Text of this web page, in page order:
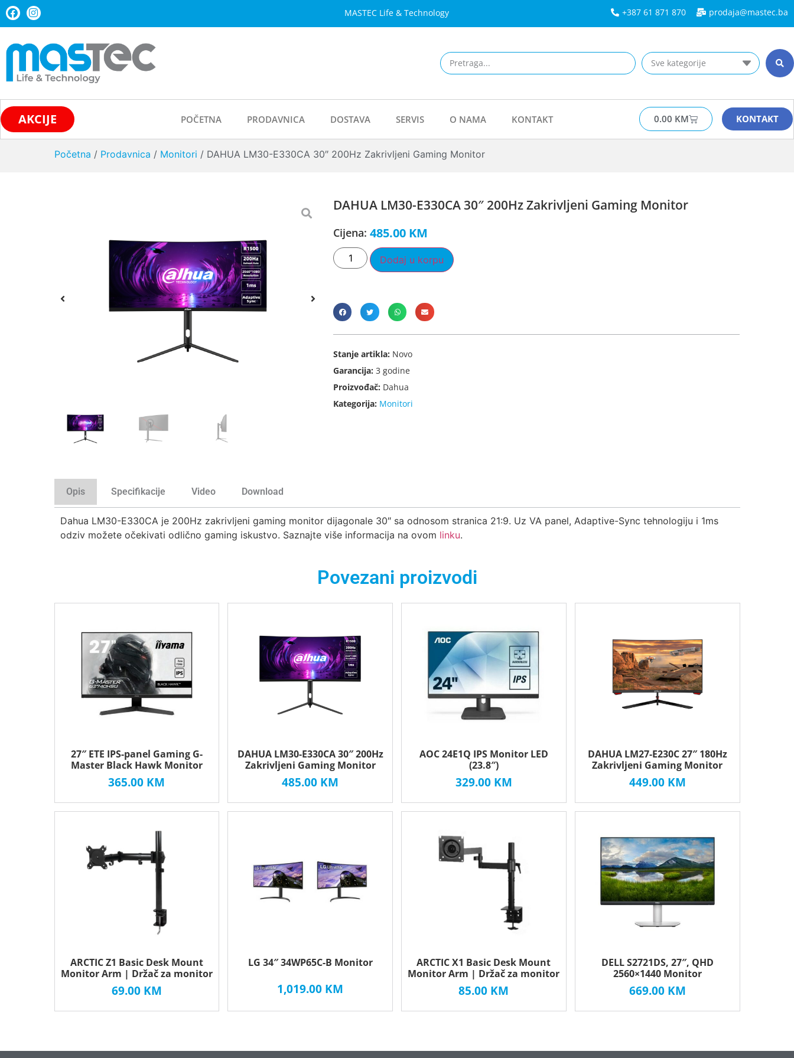
MASTEC Life & Technology +387 61 871 870 prodaja@mastec.ba​
Sve kategorije
AKCIJE POČETNA PRODAVNICA DOSTAVA SERVIS O NAMA KONTAKT 0.00 KM KONTAKT
Početna / Prodavnica / Monitori / DAHUA LM30-E330CA 30″ 200Hz Zakrivljeni Gaming Monitor
DAHUA LM30-E330CA 30″ 200Hz Zakrivljeni Gaming Monitor
Cijena: 485.00 KM
Dodaj u korpu
Stanje artikla: Novo
Garancija: 3 godine
Proizvođač: Dahua
Kategorija: Monitori
Opis Specifikacije Video Download
Dahua LM30-E330CA je 200Hz zakrivljeni gaming monitor dijagonale 30″ sa odnosom stranica 21:9. Uz VA panel, Adaptive-Sync tehnologiju i 1ms
odziv možete očekivati odlično gaming iskustvo. Saznajte više informacija na ovom linku.
Povezani proizvodi
27″ ETE IPS-panel Gaming G-
Master Black Hawk Monitor
365.00 KM
DAHUA LM30-E330CA 30″ 200Hz
Zakrivljeni Gaming Monitor
485.00 KM
AOC 24E1Q IPS Monitor LED
(23.8″)
329.00 KM
DAHUA LM27-E230C 27″ 180Hz
Zakrivljeni Gaming Monitor
449.00 KM
ARCTIC Z1 Basic Desk Mount
Monitor Arm | Držač za monitor
69.00 KM
LG 34″ 34WP65C-B Monitor
1,019.00 KM
ARCTIC X1 Basic Desk Mount
Monitor Arm | Držač za monitor
85.00 KM
DELL S2721DS, 27″, QHD
2560×1440 Monitor
669.00 KM